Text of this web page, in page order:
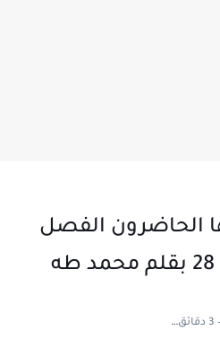
الحاضرون الفصل
3 دقائق للقراءة